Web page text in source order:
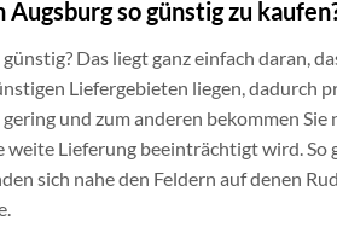
so günstig zu
Das liegt ganz einfach daran,
Liefergebieten liegen, dadurch
und zum anderen bekommen
Lieferung beeinträchtigt wird. So
sich nahe den Feldern auf denen